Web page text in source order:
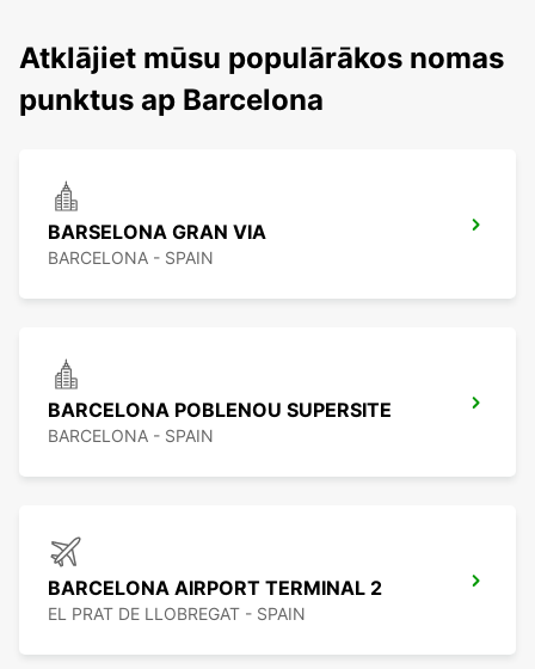
Atklājiet mūsu populārākos nomas
punktus ap Barcelona
BARSELONA GRAN VIA
BARCELONA - SPAIN
BARCELONA POBLENOU SUPERSITE
BARCELONA - SPAIN
BARCELONA AIRPORT TERMINAL 2
EL PRAT DE LLOBREGAT - SPAIN